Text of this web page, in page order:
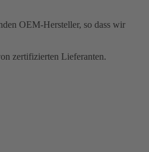
OEM-Hersteller, so dass wir
zertifizierten Lieferanten.